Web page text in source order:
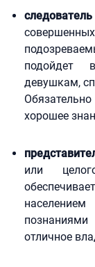
подойдет
девушкам,
хорошее
или
отличное